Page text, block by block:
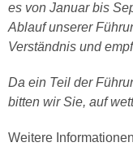
es von Januar bis
Ablauf unserer
Verständnis und
Da ein Teil der
bitten wir Sie, auf
Weitere